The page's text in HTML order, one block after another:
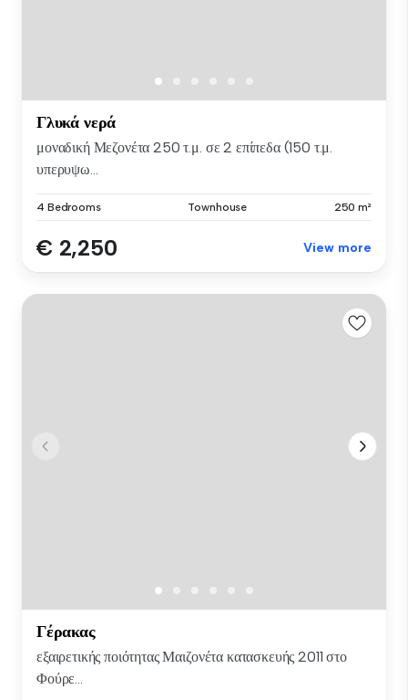
Γλυκά νερά
μοναδική Μεζονέτα 250 τ.μ. σε 2 επίπεδα (150 τ.μ.
υπερυψω...
4 Bedrooms Townhouse 250 m²
€ 2,250 View more
Γέρακας
εξαιρετικής ποιότητας Μαιζονέτα κατασκευής 2011 στο
Φούρε...